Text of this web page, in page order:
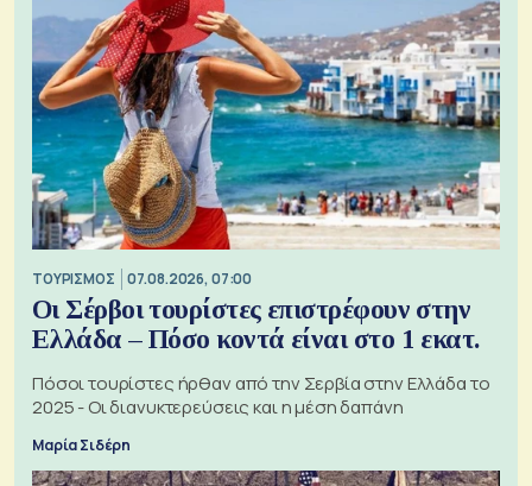
ΤΟΥΡΙΣΜΟΣ 07.08.2026, 07:00
Οι Σέρβοι τουρίστες επιστρέφουν στην
Ελλάδα – Πόσο κοντά είναι στο 1 εκατ.
Πόσοι τουρίστες ήρθαν από την Σερβία στην Ελλάδα το
2025 - Οι διανυκτερεύσεις και η μέση δαπάνη
Μαρία Σιδέρη